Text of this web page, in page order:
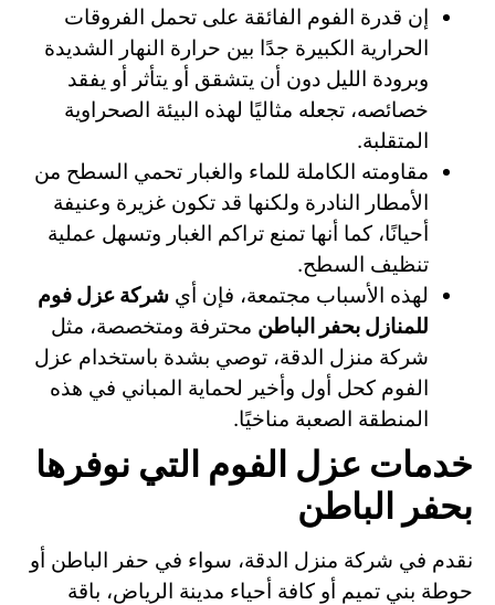
إن قدرة الفوم الفائقة على تحمل الفروقات
الحرارية الكبيرة جدًا بين حرارة النهار الشديدة
وبرودة الليل دون أن يتشقق أو يتأثر أو يفقد
خصائصه، تجعله مثاليًا لهذه البيئة الصحراوية
المتقلبة.
مقاومته الكاملة للماء والغبار تحمي السطح من
الأمطار النادرة ولكنها قد تكون غزيرة وعنيفة
أحيانًا، كما أنها تمنع تراكم الغبار وتسهل عملية
تنظيف السطح.
لهذه الأسباب مجتمعة، فإن أي شركة عزل فوم
للمنازل بحفر الباطن محترفة ومتخصصة، مثل
شركة منزل الدقة، توصي بشدة باستخدام عزل
الفوم كحل أول وأخير لحماية المباني في هذه
المنطقة الصعبة مناخيًا.
خدمات عزل الفوم التي نوفرها
بحفر الباطن
نقدم في شركة منزل الدقة، سواء في حفر الباطن أو
حوطة بني تميم أو كافة أحياء مدينة الرياض، باقة